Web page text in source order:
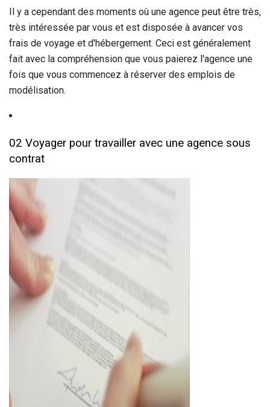
Il y a cependant des moments où une agence peut être très,
très intéressée par vous et est disposée à avancer vos
frais de voyage et d'hébergement. Ceci est généralement
fait avec la compréhension que vous paierez l'agence une
fois que vous commencez à réserver des emplois de
modélisation.
02 Voyager pour travailler avec une agence sous
contrat
ad